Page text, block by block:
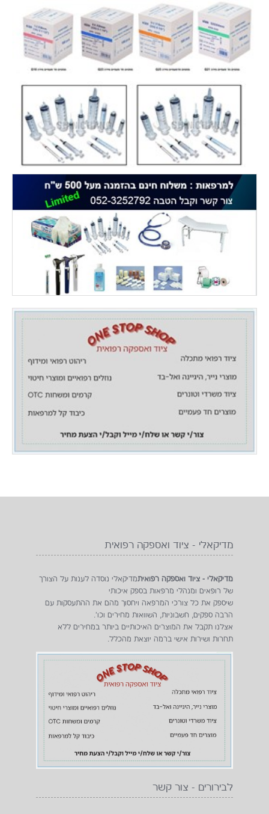
מדיקאלי - ציוד ואספקה רפואית
מדיקאלי - ציוד ואספקה רפואיתמדיקאלי נוסדה לענות על הצורך
של רופאים ומנהלי מרפאות בספק איכותי
שיספק את כל צורכי המרפאה ויחסוך מהם את ההתעסקות עם
הרבה ספקים, חשבוניות, השוואות מחירים וכו'.
אצלנו תקבל את המוצרים האיכותיים ביותר במחירים ללא
תחרות ושירות אישי ברמה יוצאת מהכלל.
לבירורים - צור קשר